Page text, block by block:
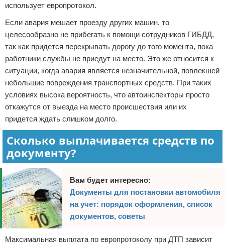
использует европротокол.
Если авария мешает проезду других машин, то
целесообразно не прибегать к помощи сотрудников ГИБДД,
так как придется перекрывать дорогу до того момента, пока
работники службы не приедут на место. Это же относится к
ситуации, когда авария является незначительной, повлекшей
небольшие повреждения транспортных средств. При таких
условиях высока вероятность, что автоинспекторы просто
откажутся от выезда на место происшествия или их
придется ждать слишком долго.
Сколько выплачивается средств по
документу?
Вам будет интересно:
Документы для постановки автомобиля
на учет: порядок оформления, список
документов, советы
Максимальная выплата по европротоколу при ДТП зависит